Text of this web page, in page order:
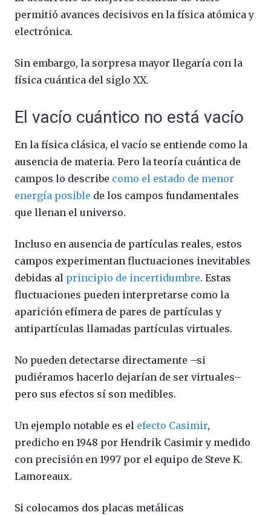
permitió avances decisivos en la física atómica y
electrónica.
Sin embargo, la sorpresa mayor llegaría con la
física cuántica del siglo XX.
El vacío cuántico no está vacío
En la física clásica, el vacío se entiende como la
ausencia de materia. Pero la teoría cuántica de
campos lo describe como el estado de menor
energía posible de los campos fundamentales
que llenan el universo.
Incluso en ausencia de partículas reales, estos
campos experimentan fluctuaciones inevitables
debidas al principio de incertidumbre. Estas
fluctuaciones pueden interpretarse como la
aparición efímera de pares de partículas y
antipartículas llamadas partículas virtuales.
No pueden detectarse directamente –si
pudiéramos hacerlo dejarían de ser virtuales–
pero sus efectos sí son medibles.
Un ejemplo notable es el efecto Casimir,
predicho en 1948 por Hendrik Casimir y medido
con precisión en 1997 por el equipo de Steve K.
Lamoreaux.
Si colocamos dos placas metálicas